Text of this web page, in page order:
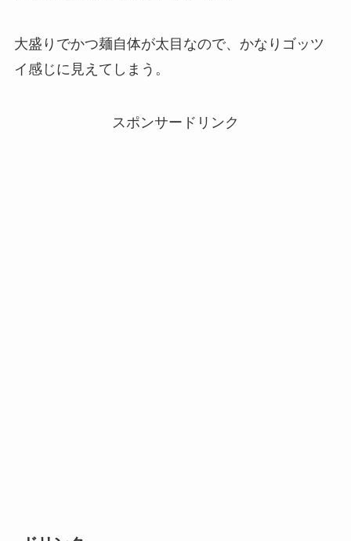
大盛りでかつ麺自体が太目なので、かなりゴッツ
イ感じに見えてしまう。
スポンサードリンク